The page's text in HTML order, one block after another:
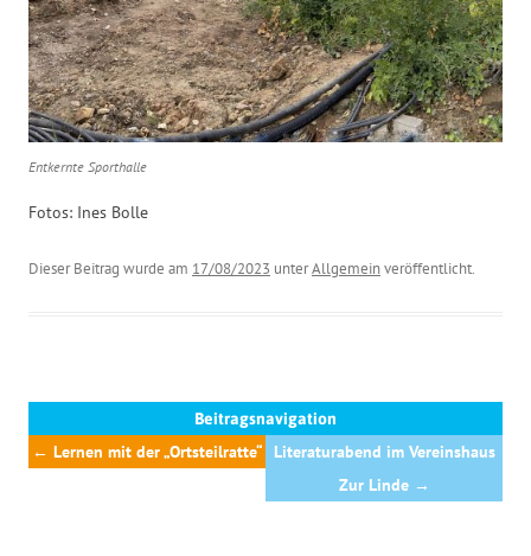
Entkernte Sporthalle
Fotos: Ines Bolle
Dieser Beitrag wurde am 17/08/2023 unterAllgemeinveröffentlicht.
Beitragsnavigation
← Lernen mit der „Ortsteilratte“
Literaturabend im Vereinshaus
Zur Linde →